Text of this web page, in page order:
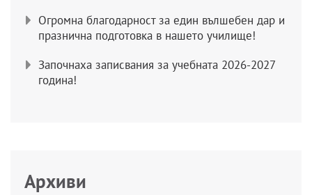
Огромна благодарност за един вълшебен дар и
празнична подготовка в нашето училище!
Започнаха записвания за учебната 2026-2027
година!
Архиви